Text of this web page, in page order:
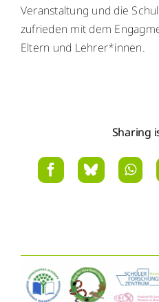
Veranstaltung und die
zufrieden mit dem
Eltern und Lehrer*innen.
Sharing